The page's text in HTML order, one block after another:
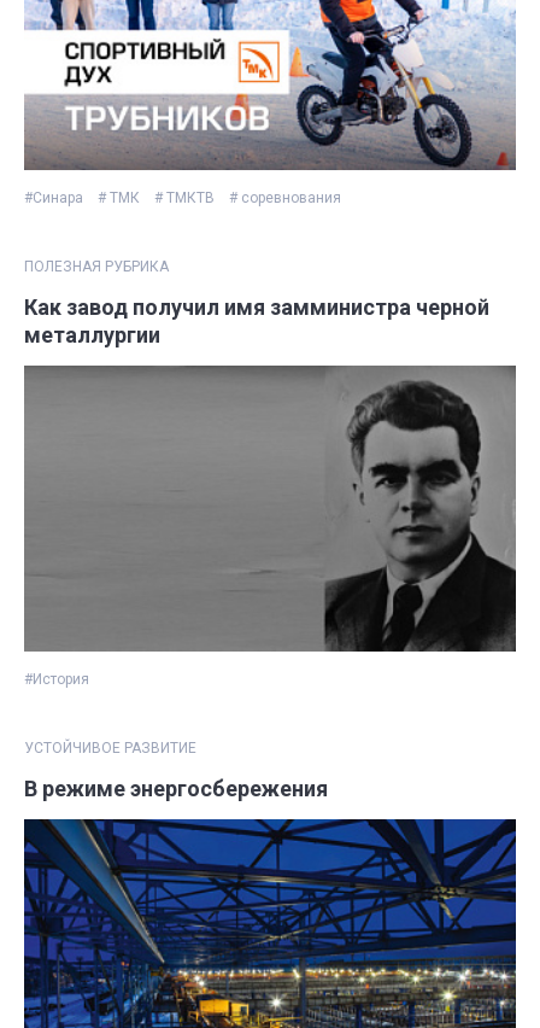
#Синара # ТМК # ТМКТВ # соревнования
ПОЛЕЗНАЯ РУБРИКА
Как завод получил имя замминистра черной
металлургии
#История
УСТОЙЧИВОЕ РАЗВИТИЕ
В режиме энергосбережения